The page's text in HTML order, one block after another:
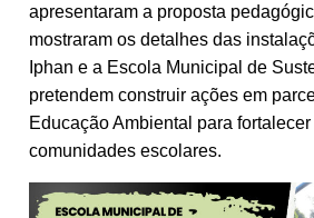
apresentaram a proposta
mostraram os detalhes das
Iphan e a Escola Municipal de
pretendem construir ações em
Educação Ambiental para
comunidades escolares.